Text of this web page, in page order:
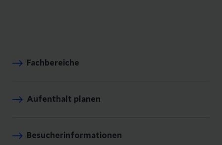
Fachbereiche
Aufenthalt planen
Besucherinformationen